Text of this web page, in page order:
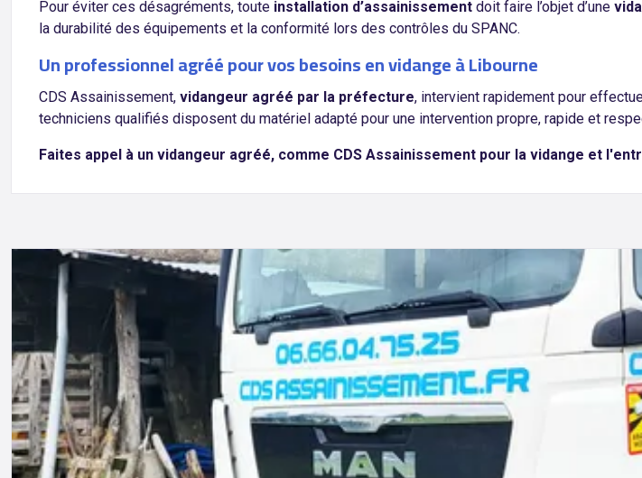
Pour éviter ces désagréments, toute installation d’assainissement doit faire l’objet d’une
la durabilité des équipements et la conformité lors des contrôles du SPANC.
Un professionnel agréé pour vos besoins en vidange à Libourne
CDS Assainissement, vidangeur agréé par la préfecture, intervient rapidement pour
techniciens qualifiés disposent du matériel adapté pour une intervention propre, rapide et
Faites appel à un vidangeur agréé, comme CDS Assainissement pour la vidange et